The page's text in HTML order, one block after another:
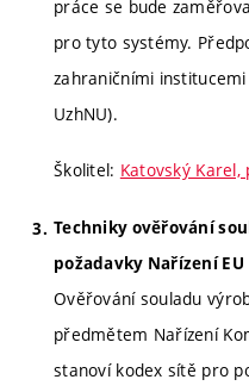
práce se bude
pro tyto systémy.
zahraničními institucemi
UzhNU).
Školitel: Katovský Karel,
Techniky ověřování
požadavky Nařízení EU
Ověřování souladu
předmětem Nařízení
stanoví kodex sítě pro